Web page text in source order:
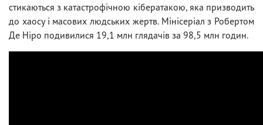
стикаються з катастрофічною кібератакою, яка призводить
до хаосу і масових людських жертв. Мінісеріал з Робертом
Де Ніро подивилися 19,1 млн глядачів за 98,5 млн годин.